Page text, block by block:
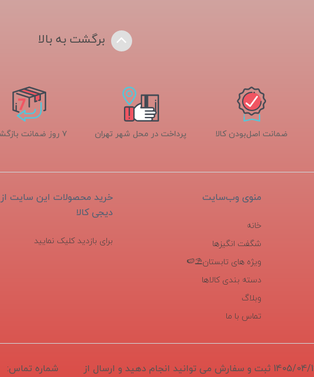
برگشت به بالا
ضمانت اصل‌بودن کالا پرداخت در محل شهر تهران ۷ روز ضمانت بازگشت
منوی وب‌سایت
خانه
شگفت انگیزها
ویژه های تابستان⛱️🍉
دسته بندی کالاها
وبلاگ
تماس با ما
خرید محصولات این سایت از
دیجی کالا
برای بازدید کلیک نمایید
از تاریخ 1405/04/13 تا 1405/04/16 ثبت و سفارش می توانید انجام دهید و ارسال از
شماره تماس: